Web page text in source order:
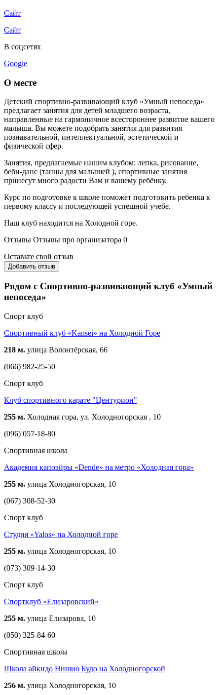
Сайт
Сайт
В соцсетях
Google
О месте
Детский спортивно-развивающий клуб «Умный непоседа»
предлагает занятия для детей младшего возраста,
направленные на гармоничное всестороннее развитие вашего
малыша. Вы можете подобрать занятия для развития
познавательной, интеллектуальной, эстетической и
физической сфер.
Занятия, предлагаемые нашим клубом: лепка, рисование,
беби-данс (танцы для малышей ), спортивные занятия
принесут много радости Вам и вашему ребёнку.
Курс по подготовке к школе поможет подготовить ребенка к
первому классу и последующей успешной учебе.
Наш клуб находится на Холодной горе.
Отзывы Отзывы про организатора 0
Оставьте свой отзыв
Добавить отзыв
Рядом с Спортивно-развивающий клуб «Умный
непоседа»
Спорт клуб
Спортивный клуб «Kansei» на Холодной Горе
218 м. улица Волонтёрская, 66
(066) 982-25-50
Спорт клуб
Клуб спортивного карате "Центурион"
255 м. Холодная гора, ул. Холодногорская , 10
(096) 057-18-80
Спортивная школа
Академия капоэйры «Dende» на метро «Холодная гора»
255 м. улица Холодногорская, 10
(067) 308-52-30
Спорт клуб
Студия «Yalos» на Холодной горе
255 м. улица Холодногорская, 10
(073) 309-14-30
Спорт клуб
Спортклуб «Елизаровский»
255 м. улица Елизарова, 10
(050) 325-84-60
Спортивная школа
Школа айкидо Нишио Будо на Холодногорской
256 м. улица Холодногорская, 10